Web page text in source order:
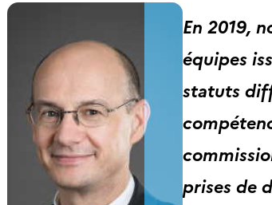
En 2019,
équipes
statuts
prises de